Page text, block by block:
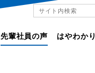
先輩社員の声 はやわかり